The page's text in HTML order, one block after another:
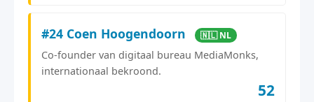
#24 Coen Hoogendoorn 🇳🇱 NL
Co-founder van digitaal bureau MediaMonks,
internationaal bekroond.
52